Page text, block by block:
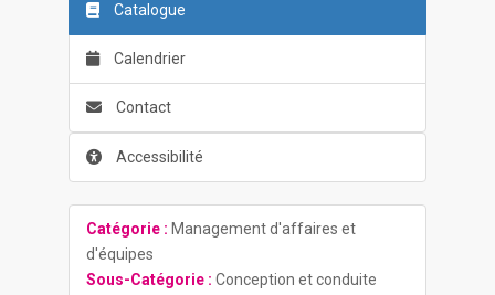
Catalogue
Calendrier
Contact
Accessibilité
Catégorie : Management d'affaires et
d'équipes
Sous-Catégorie : Conception et conduite